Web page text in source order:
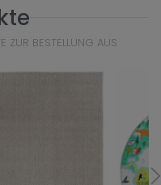
ZUR BESTELLUNG AUS